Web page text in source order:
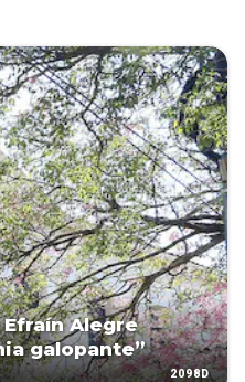
Alegre
galopante”
2098D